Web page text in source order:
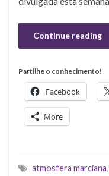
Continue reading
Partilhe o conhecimento!
Facebook
More
atmosfera marciana,